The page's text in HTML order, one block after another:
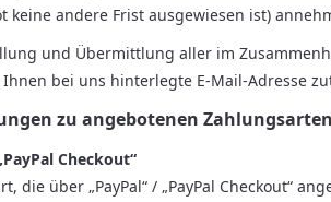
keine andere Frist ausgewiesen ist)
und Übermittlung aller im
bei uns hinterlegte E-Mail-Adresse
zu angebotenen Zahlungsarten
Checkout“
die über „PayPal“ / „PayPal Checkout“